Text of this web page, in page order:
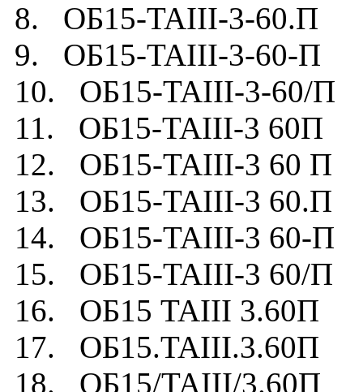
8. ОБ15-TAIII-3-60.П
9. ОБ15-TAIII-3-60-П
10. ОБ15-TAIII-3-60/П
11. ОБ15-TAIII-3 60П
12. ОБ15-TAIII-3 60 П
13. ОБ15-TAIII-3 60.П
14. ОБ15-TAIII-3 60-П
15. ОБ15-TAIII-3 60/П
16. ОБ15 TAIII 3.60П
17. ОБ15.TAIII.3.60П
18. ОБ15/TAIII/3.60П